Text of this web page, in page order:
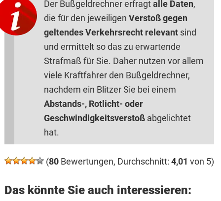
Der Bußgeldrechner erfragtalle Daten,
die für den jeweiligen Verstoß gegen
geltendes Verkehrsrecht relevantsind
und ermittelt so das zu erwartende
Strafmaß für Sie. Daher nutzen vor allem
viele Kraftfahrer den Bußgeldrechner,
nachdem ein Blitzer Sie bei einem
Abstands-, Rotlicht- oder
Geschwindigkeitsverstoßabgelichtet
hat.
(80Bewertungen, Durchschnitt: 4,01 von 5)
Das könnte Sie auch interessieren: